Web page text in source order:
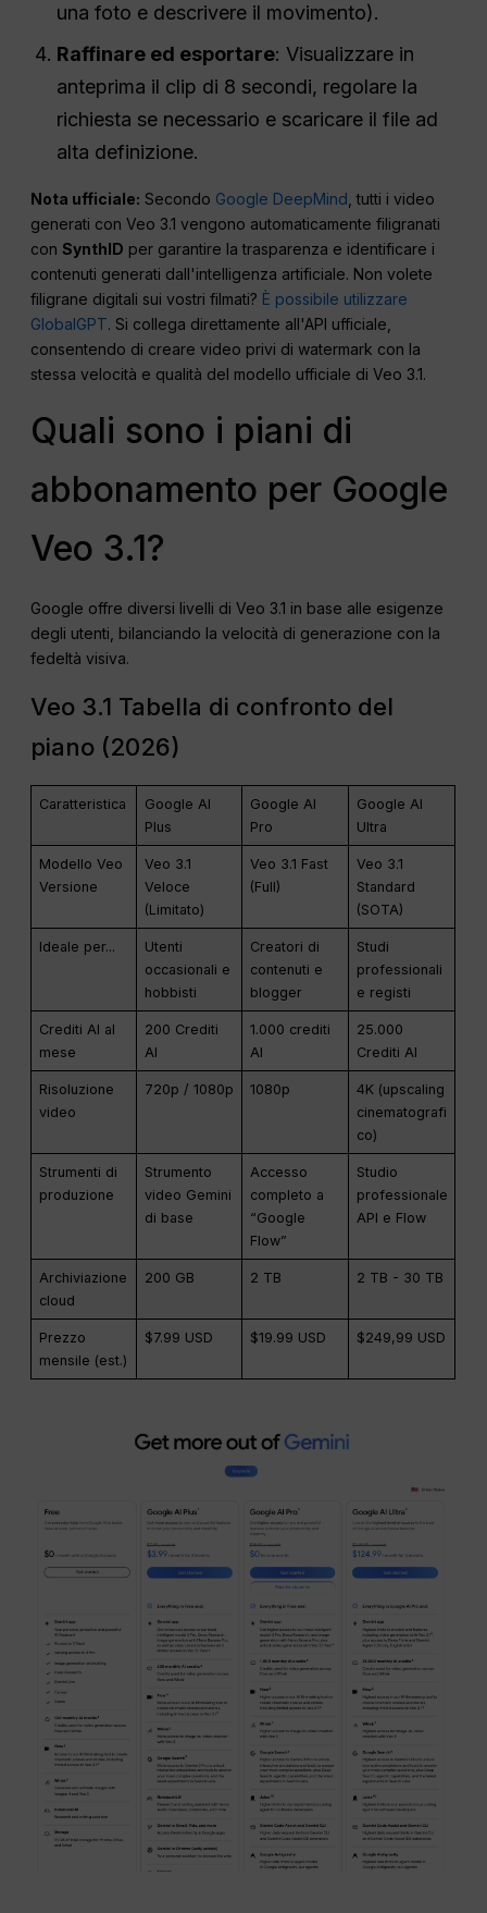
una foto e descrivere il movimento).
Raffinare ed esportare: Visualizzare in
anteprima il clip di 8 secondi, regolare la
richiesta se necessario e scaricare il file ad
alta definizione.
Nota ufficiale: Secondo Google DeepMind , tutti i video
generati con Veo 3.1 vengono automaticamente filigranati
conSynthID per garantire la trasparenza e identificare i
contenuti generati dall'intelligenza artificiale. Non volete
filigrane digitali sui vostri filmati? È possibile utilizzare
GlobalGPT. Si collega direttamente all'API ufficiale,
consentendo di creare video privi di watermark con la
stessa velocità e qualità del modello ufficiale di Veo 3.1.
Quali sono i piani di
abbonamento per Google
Veo 3.1?
Google offre diversi livelli di Veo 3.1 in base alle esigenze
degli utenti, bilanciando la velocità di generazione con la
fedeltà visiva.
Veo 3.1 Tabella di confronto del
piano (2026)
Caratteristica
Google AI
Plus
Google AI
Pro
Google AI
Ultra
Modello Veo
Versione
Veo 3.1
Veloce
(Limitato)
Veo 3.1 Fast
(Full)
Veo 3.1
Standard
(SOTA)
Ideale per...
Utenti
occasionali e
hobbisti
Creatori di
contenuti e
blogger
Studi
professionali
e registi
Crediti AI al
mese
200 Crediti
AI
1.000 crediti
AI
25.000
Crediti AI
Risoluzione
video
720p / 1080p 1080p
4K (upscaling
cinematografi
co)
Strumenti di
produzione
Strumento
video Gemini
di base
Accesso
completo a
“Google
Flow”
Studio
professionale
API e Flow
Archiviazione
cloud
200 GB 2 TB 2 TB - 30 TB
Prezzo
mensile (est.)
$7.99 USD $19.99 USD $249,99 USD